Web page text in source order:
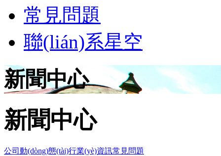
常見問題
聯(lián)系星空
新聞中心
新聞中心
公司動(dòng)態(tài)行業(yè)資訊常見問題